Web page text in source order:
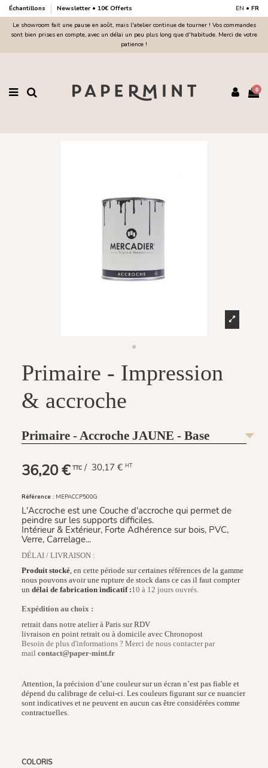
Échantillons Newsletter • 10€ Offerts EN • FR
Le showroom fait une pause en août, mais l'atelier continue de tourner ! Vos commandes
sont bien prises en compte, avec un délai un peu plus long que d'habitude. Merci de votre
patience !
0
Primaire - Impression
& accroche
Primaire - Accroche JAUNE - Base
36,20 €TTC / 30,17 € HT
Référence : MEPACCP500G
L'Accroche est une Couche d'accroche qui permet de
peindre sur les supports difficiles.
Intérieur & Extérieur, Forte Adhérence sur bois, PVC,
Verre, Carrelage...
DÉLAI / LIVRAISON :
Produit stocké, en cette période sur certaines références de la gamme
nous pouvons avoir une rupture de stock dans ce cas il faut compter
un délai de fabrication indicatif :10 à 12 jours ouvrés.
Expédition au choix :
retrait dans notre atelier à Paris sur RDV
livraison en point retrait ou à domicile avec Chronopost
Besoin de plus d'informations ? Merci de nous contacter par
mail contact@paper-mint.fr
Attention, la précision d’une couleur sur un écran n’est pas fiable et
dépend du calibrage de celui-ci. Les couleurs figurant sur ce nuancier
sont indicatives et ne peuvent en aucun cas être considérées comme
contractuelles.
COLORIS